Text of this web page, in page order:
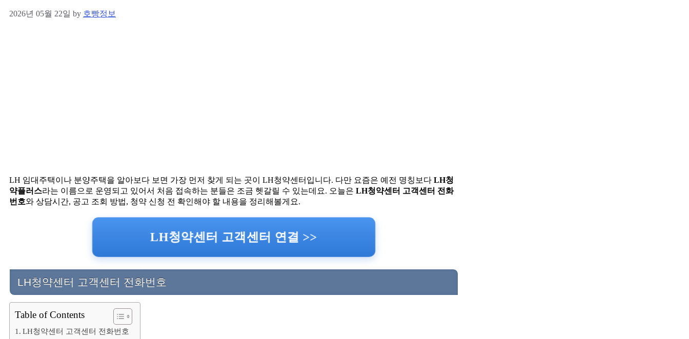
2026년 05월 22일 by 호빵정보
LH 임대주택이나 분양주택을 알아보다 보면 가장 먼저 찾게 되는 곳이 LH청약센터입니다. 다만 요즘은 예전 명칭보다 LH청
약플러스라는 이름으로 운영되고 있어서 처음 접속하는 분들은 조금 헷갈릴 수 있는데요. 오늘은 LH청약센터 고객센터 전화
번호와 상담시간, 공고 조회 방법, 청약 신청 전 확인해야 할 내용을 정리해볼게요.
LH청약센터 고객센터 연결 >>
LH청약센터 고객센터 전화번호
Table of Contents
LH청약센터 고객센터 전화번호